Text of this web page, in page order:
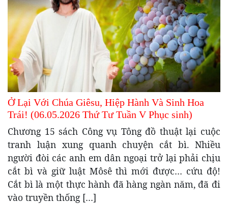
Ở Lại Với Chúa Giêsu, Hiệp Hành Và Sinh Hoa
Trái! (06.05.2026 Thứ Tư Tuần V Phục sinh)
Chương 15 sách Công vụ Tông đồ thuật lại cuộc
tranh luận xung quanh chuyện cắt bì. Nhiều
người đòi các anh em dân ngoại trở lại phải chịu
cắt bì và giữ luật Môsê thì mới được… cứu độ!
Cắt bì là một thực hành đã hàng ngàn năm, đã đi
vào truyền thống […]